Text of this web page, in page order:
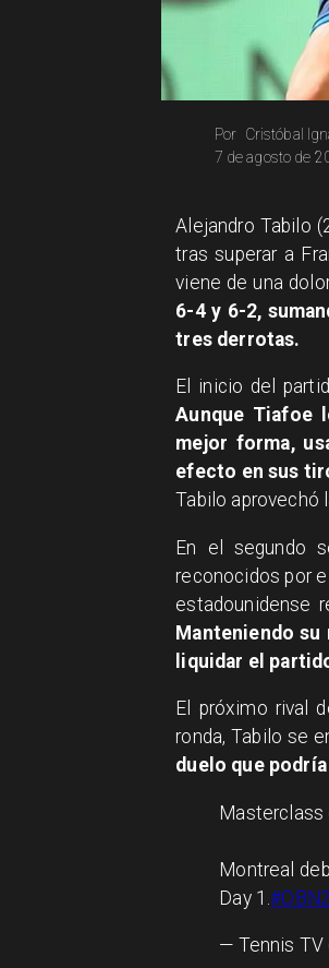
Cristóbal
Por
7 de agosto de
Alejandro Tabilo
tras superar a
viene de una
6-4 y 6-2,
tres derrotas.
El inicio del
Aunque Tiafoe
mejor forma,
efecto en sus
Tabilo aprovechó
En el segundo
reconocidos por
estadounidense
Manteniendo
liquidar el
El próximo rival
ronda, Tabilo se
duelo que
Masterclass
Montreal
Day 1.
— Tennis